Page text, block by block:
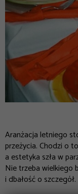
Aranżacja letniego
przeżycia. Chodzi o
a estetyka szła w
Nie trzeba wielkiego
i dbałość o szczegół.